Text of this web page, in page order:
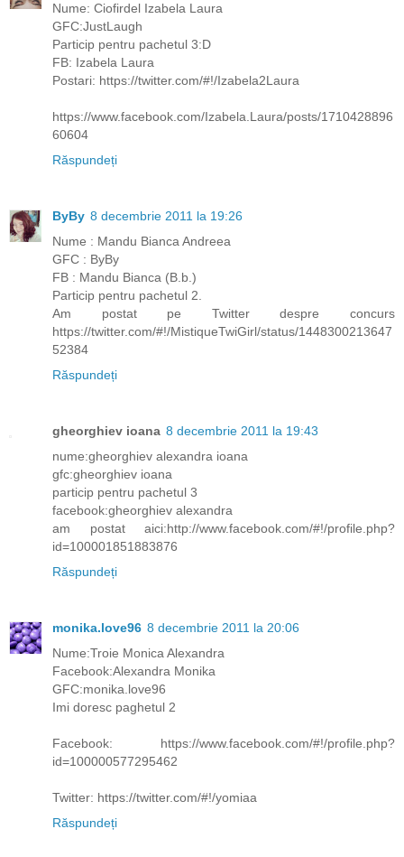
Nume: Ciofirdel Izabela Laura
GFC:JustLaugh
Particip pentru pachetul 3:D
FB: Izabela Laura
Postari: https://twitter.com/#!/Izabela2Laura
https://www.facebook.com/Izabela.Laura/posts/1710428896
60604
Răspundeți
ByBy 8 decembrie 2011 la 19:26
Nume : Mandu Bianca Andreea
GFC : ByBy
FB : Mandu Bianca (B.b.)
Particip pentru pachetul 2.
Am postat pe Twitter despre concurs
https://twitter.com/#!/MistiqueTwiGirl/status/1448300213647
52384
Răspundeți
gheorghiev ioana 8 decembrie 2011 la 19:43
nume:gheorghiev alexandra ioana
gfc:gheorghiev ioana
particip pentru pachetul 3
facebook:gheorghiev alexandra
am postat aici:http://www.facebook.com/#!/profile.php?
id=100001851883876
Răspundeți
monika.love96 8 decembrie 2011 la 20:06
Nume:Troie Monica Alexandra
Facebook:Alexandra Monika
GFC:monika.love96
Imi doresc paghetul 2
Facebook: https://www.facebook.com/#!/profile.php?
id=100000577295462
Twitter: https://twitter.com/#!/yomiaa
Răspundeți